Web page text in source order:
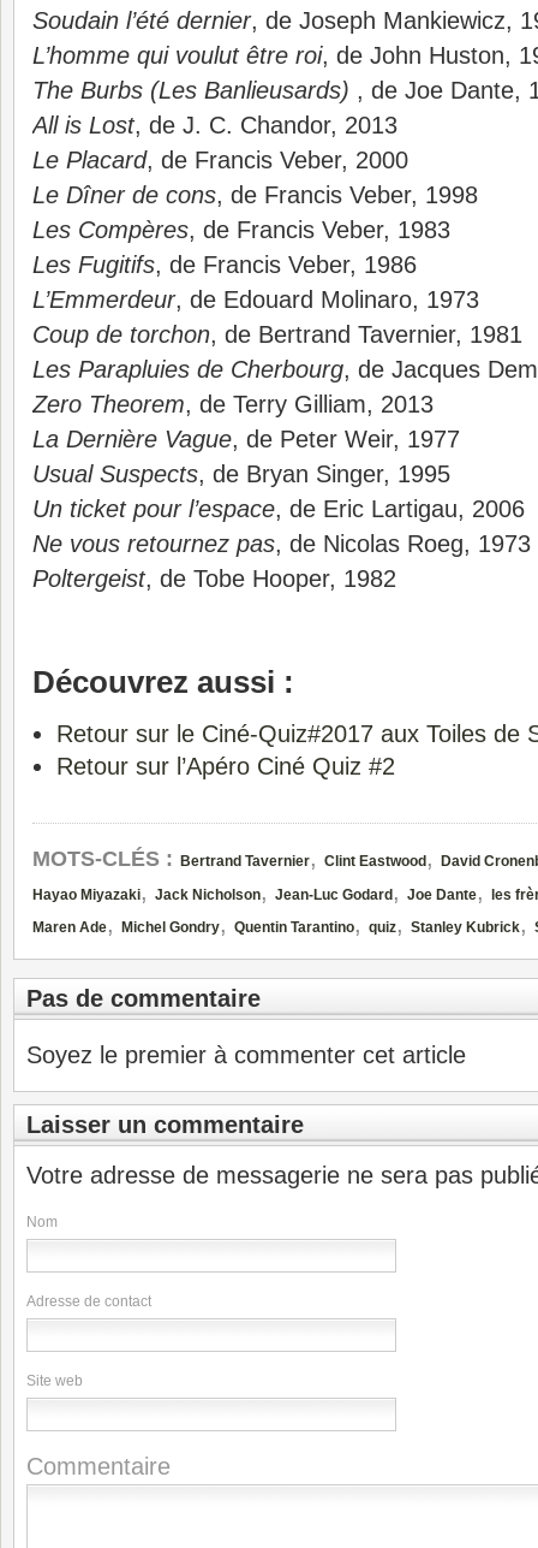
Soudain l’été dernier, de Joseph Mankiewicz,
L’homme qui voulut être roi, de John Huston,
The Burbs (Les Banlieusards) , de Joe Dante,
All is Lost, de J. C. Chandor, 2013
Le Placard, de Francis Veber, 2000
Le Dîner de cons, de Francis Veber, 1998
Les Compères, de Francis Veber, 1983
Les Fugitifs, de Francis Veber, 1986
L’Emmerdeur, de Edouard Molinaro, 1973
Coup de torchon, de Bertrand Tavernier, 1981
Les Parapluies de Cherbourg, de Jacques
Zero Theorem, de Terry Gilliam, 2013
La Dernière Vague, de Peter Weir, 1977
Usual Suspects, de Bryan Singer, 1995
Un ticket pour l’espace, de Eric Lartigau, 2006
Ne vous retournez pas, de Nicolas Roeg, 1973
Poltergeist, de Tobe Hooper, 1982
Découvrez aussi :
Retour sur le Ciné-Quiz#2017 aux Toiles de
Retour sur l’Apéro Ciné Quiz #2
MOTS-CLÉS : Bertrand Tavernier, Clint Eastwood ,
David
Hayao Miyazaki, Jack Nicholson, Jean-Luc Godard , Joe Dante,
les
Maren Ade, Michel Gondry, Quentin Tarantino, quiz, Stanley Kubrick,
Pas de commentaire
Soyez le premier à commenter cet article
Laisser un commentaire
Votre adresse de messagerie ne sera pas
Nom
Adresse de contact
Site web
Commentaire